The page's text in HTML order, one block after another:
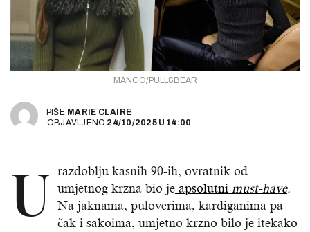
MANGO/PULL&BEAR
PIŠE MARIE CLAIRE
OBJAVLJENO 24/10/2025 U 14:00
U razdoblju kasnih 90-ih, ovratnik od
umjetnog krzna bio je apsolutni must-have.
Na jaknama, puloverima, kardiganima pa
čak i sakoima, umjetno krzno bilo je itekako